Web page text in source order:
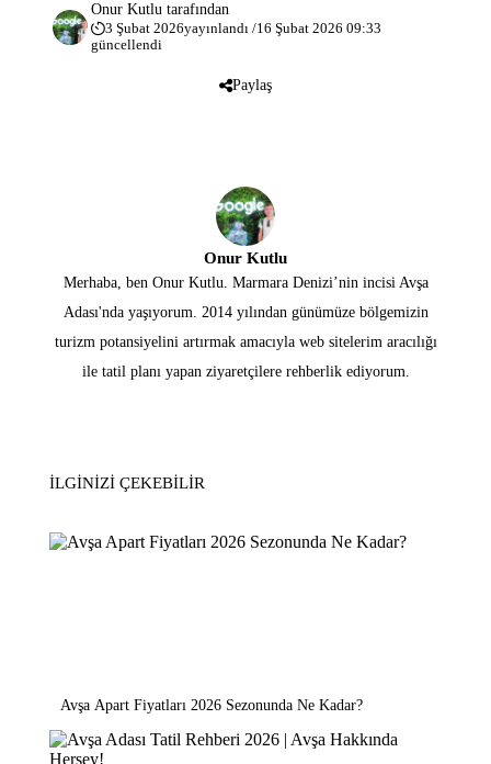
Onur Kutlu tarafından
3 Şubat 2026yayınlandı /16 Şubat 2026 09:33
güncellendi
Paylaş
Onur Kutlu
Merhaba, ben Onur Kutlu. Marmara Denizi’nin incisi Avşa
Adası'nda yaşıyorum. 2014 yılından günümüze bölgemizin
turizm potansiyelini artırmak amacıyla web sitelerim aracılığı
ile tatil planı yapan ziyaretçilere rehberlik ediyorum.
İLGINIZI ÇEKEBILIR
Avşa Apart Fiyatları 2026 Sezonunda Ne Kadar?